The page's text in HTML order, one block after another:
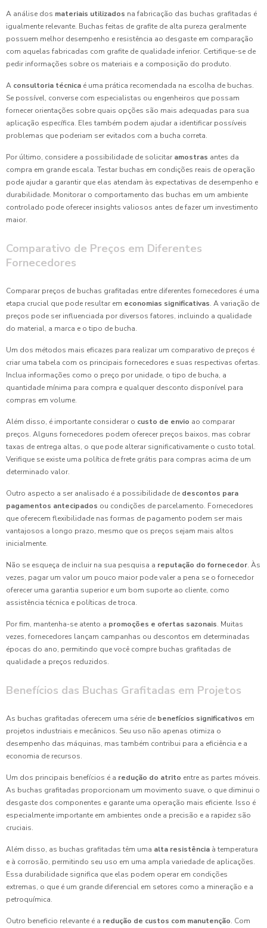
A análise dos materiais utilizados na fabricação das buchas grafitadas é
igualmente relevante. Buchas feitas de grafite de alta pureza geralmente
possuem melhor desempenho e resistência ao desgaste em comparação
com aquelas fabricadas com grafite de qualidade inferior. Certifique-se de
pedir informações sobre os materiais e a composição do produto.
A consultoria técnica é uma prática recomendada na escolha de buchas.
Se possível, converse com especialistas ou engenheiros que possam
fornecer orientações sobre quais opções são mais adequadas para sua
aplicação específica. Eles também podem ajudar a identificar possíveis
problemas que poderiam ser evitados com a bucha correta.
Por último, considere a possibilidade de solicitar amostras antes da
compra em grande escala. Testar buchas em condições reais de operação
pode ajudar a garantir que elas atendam às expectativas de desempenho e
durabilidade. Monitorar o comportamento das buchas em um ambiente
controlado pode oferecer insights valiosos antes de fazer um investimento
maior.
Comparativo de Preços em Diferentes
Fornecedores
Comparar preços de buchas grafitadas entre diferentes fornecedores é uma
etapa crucial que pode resultar em economias significativas. A variação de
preços pode ser influenciada por diversos fatores, incluindo a qualidade
do material, a marca e o tipo de bucha.
Um dos métodos mais eficazes para realizar um comparativo de preços é
criar uma tabela com os principais fornecedores e suas respectivas ofertas.
Inclua informações como o preço por unidade, o tipo de bucha, a
quantidade mínima para compra e qualquer desconto disponível para
compras em volume.
Além disso, é importante considerar o custo de envio ao comparar
preços. Alguns fornecedores podem oferecer preços baixos, mas cobrar
taxas de entrega altas, o que pode alterar significativamente o custo total.
Verifique se existe uma política de frete grátis para compras acima de um
determinado valor.
Outro aspecto a ser analisado é a possibilidade de descontos para
pagamentos antecipados ou condições de parcelamento. Fornecedores
que oferecem flexibilidade nas formas de pagamento podem ser mais
vantajosos a longo prazo, mesmo que os preços sejam mais altos
inicialmente.
Não se esqueça de incluir na sua pesquisa a reputação do fornecedor. Às
vezes, pagar um valor um pouco maior pode valer a pena se o fornecedor
oferecer uma garantia superior e um bom suporte ao cliente, como
assistência técnica e políticas de troca.
Por fim, mantenha-se atento a promoções e ofertas sazonais. Muitas
vezes, fornecedores lançam campanhas ou descontos em determinadas
épocas do ano, permitindo que você compre buchas grafitadas de
qualidade a preços reduzidos.
Benefícios das Buchas Grafitadas em Projetos
As buchas grafitadas oferecem uma série de benefícios significativos em
projetos industriais e mecânicos. Seu uso não apenas otimiza o
desempenho das máquinas, mas também contribui para a eficiência e a
economia de recursos.
Um dos principais benefícios é a redução do atrito entre as partes móveis.
As buchas grafitadas proporcionam um movimento suave, o que diminui o
desgaste dos componentes e garante uma operação mais eficiente. Isso é
especialmente importante em ambientes onde a precisão e a rapidez são
cruciais.
Além disso, as buchas grafitadas têm uma alta resistência à temperatura
e à corrosão, permitindo seu uso em uma ampla variedade de aplicações.
Essa durabilidade significa que elas podem operar em condições
extremas, o que é um grande diferencial em setores como a mineração e a
petroquímica.
Outro beneficio relevante é a redução de custos com manutenção. Com